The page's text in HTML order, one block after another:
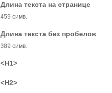
Длина текста на странице
459 симв.
Длина текста без пробелов
389 симв.
<H1>
<H2>